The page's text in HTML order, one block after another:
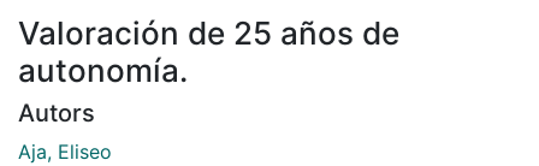
Valoración de 25 años de
autonomía.
Autors
Aja, Eliseo